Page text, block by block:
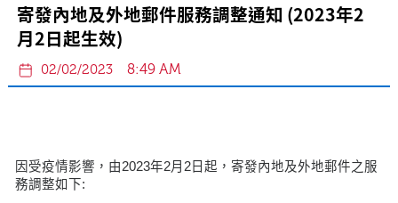
寄發內地及外地郵件服務調整通知 (2023年2
月2日起生效)
02/02/2023 8:49 AM
因受疫情影響，由2023年2月2日起，寄發內地及外地郵件之服
務調整如下: